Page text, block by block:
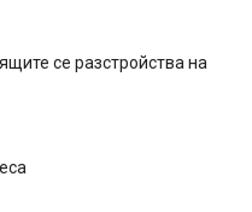
се разстройства на